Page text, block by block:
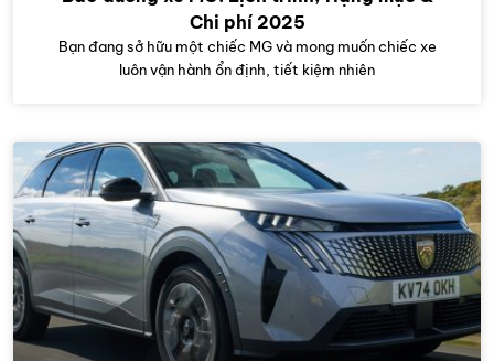
Chi phí 2025
Bạn đang sở hữu một chiếc MG và mong muốn chiếc xe
luôn vận hành ổn định, tiết kiệm nhiên